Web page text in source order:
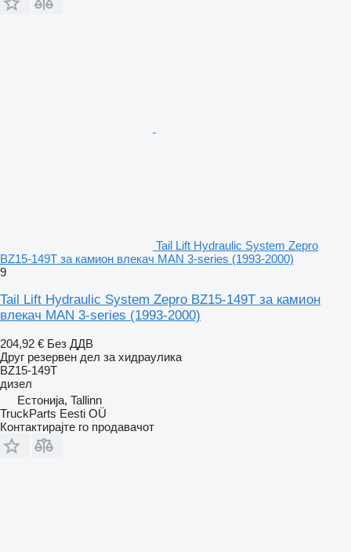
Tail Lift Hydraulic System Zepro
BZ15-149T за камион влекач MAN 3-series (1993-2000)
9
Tail Lift Hydraulic System Zepro BZ15-149T за камион
влекач MAN 3-series (1993-2000)
204,92 € Без ДДВ
Друг резервен дел за хидраулика
BZ15-149T
дизел
Естонија, Tallinn
TruckParts Eesti OÜ
Контактирајте го продавачот